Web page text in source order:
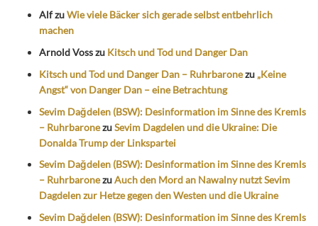
AlfzuWie viele Bäcker sich gerade selbst entbehrlich
machen
Arnold Vosszu Kitsch und Tod und Danger Dan
Kitsch und Tod und Danger Dan – Ruhrbaronezu „Keine
Angst“ von Danger Dan – eine Betrachtung
Sevim Dağdelen (BSW): Desinformation im Sinne des Kremls
– RuhrbaronezuSevim Dagdelen und die Ukraine: Die
Donalda Trump der Linkspartei
Sevim Dağdelen (BSW): Desinformation im Sinne des Kremls
– RuhrbaronezuAuch den Mord an Nawalny nutzt Sevim
Dagdelen zur Hetze gegen den Westen und die Ukraine
Sevim Dağdelen (BSW): Desinformation im Sinne des Kremls